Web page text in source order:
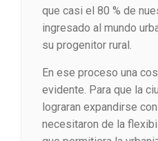
que casi el 80 % de
ingresado al mundo
su progenitor rural.
En ese proceso una
evidente. Para que la
lograran expandirse
necesitaron de la